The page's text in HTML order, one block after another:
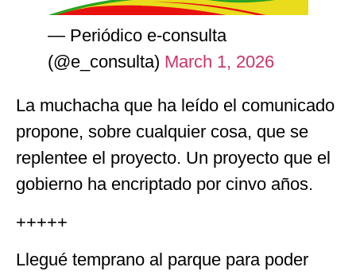
— Periódico e-consulta
(@e_consulta) March 1, 2026
La muchacha que ha leído el comunicado
propone, sobre cualquier cosa, que se
replentee el proyecto. Un proyecto que el
gobierno ha encriptado por cinvo años.
+++++
Llegué temprano al parque para poder